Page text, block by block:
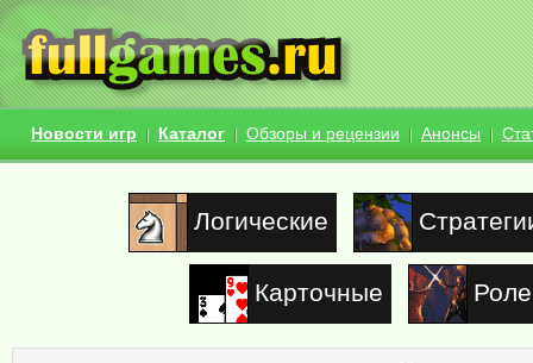
Новости игр Каталог Обзоры и рецензии Анонсы
Логические
Карточные